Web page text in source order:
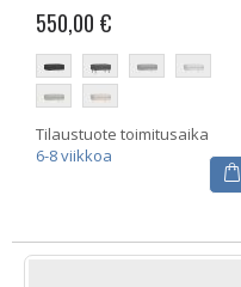
550,00 €
Tilaustuote toimitusaika
6-8 viikkoa